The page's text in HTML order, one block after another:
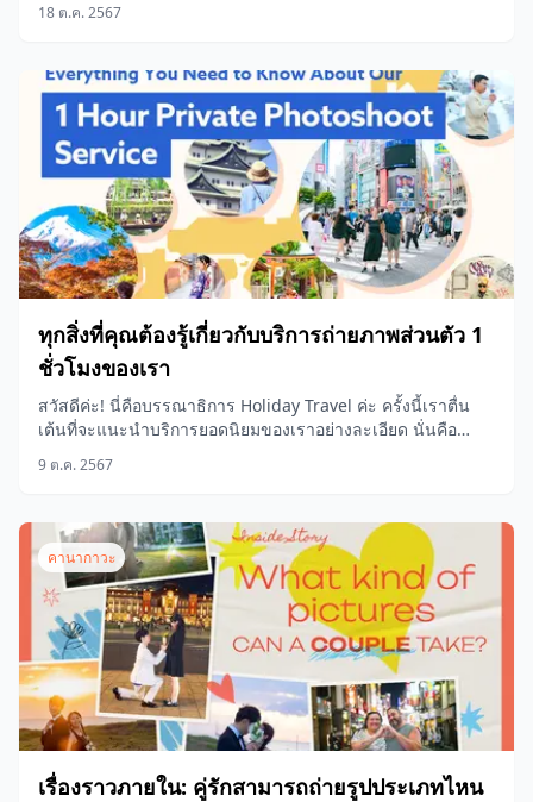
18 ต.ค. 2567
ทุกสิ่งที่คุณต้องรู้เกี่ยวกับบริการถ่ายภาพส่วนตัว 1
ชั่วโมงของเรา
สวัสดีค่ะ! นี่คือบรรณาธิการ Holiday Travel ค่ะ ครั้งนี้เราตื่น
เต้นที่จะแนะนำบริการยอดนิยมของเราอย่างละเอียด นั่นคือ
9 ต.ค. 2567
คานากาวะ
เรื่องราวภายใน: คู่รักสามารถถ่ายรูปประเภทไหน